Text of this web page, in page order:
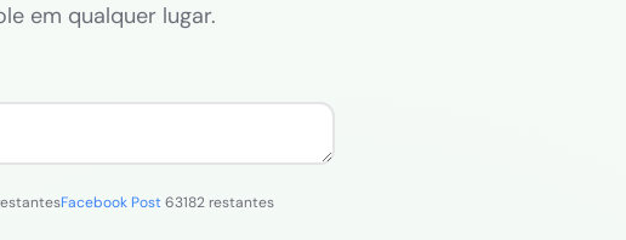
em qualquer lugar.
Facebook Post63182 restantes